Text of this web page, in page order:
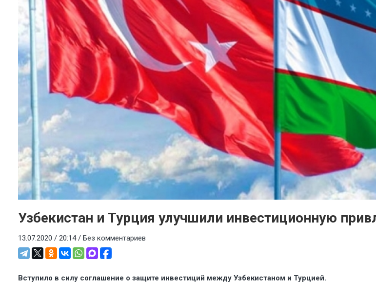
Узбекистан и Турция улучшили инвестиционную
13.07.2020 / 20:14 / Без комментариев
Вступило в силу соглашение о защите инвестиций между Узбекистаном и Турцией.